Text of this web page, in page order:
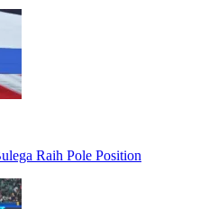
Raih Pole Position